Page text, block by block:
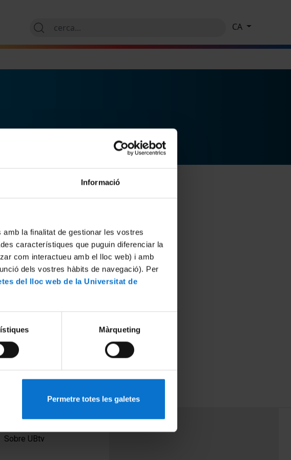
Informació
la finalitat de gestionar les vostres
característiques que puguin diferenciar la
com interactueu amb el lloc web) i amb
dels vostres hàbits de navegació). Per
del lloc web de la Universitat de
Màrqueting
Permetre totes les galetes
CA
PEU 2
Sobre UBtv
PEU 3